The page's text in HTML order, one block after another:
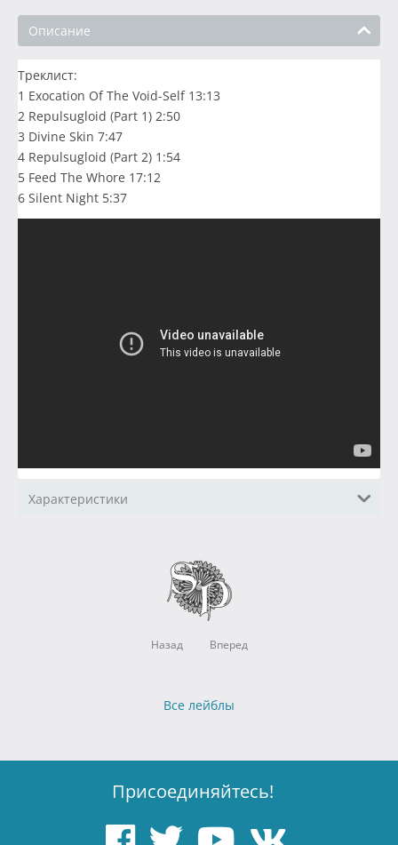
Описание
Треклист:
1 Exocation Of The Void-Self 13:13
2 Repulsugloid (Part 1) 2:50
3 Divine Skin 7:47
4 Repulsugloid (Part 2) 1:54
5 Feed The Whore 17:12
6 Silent Night 5:37
Характеристики
Назад Вперед
Все лейблы
Присоединяйтесь!